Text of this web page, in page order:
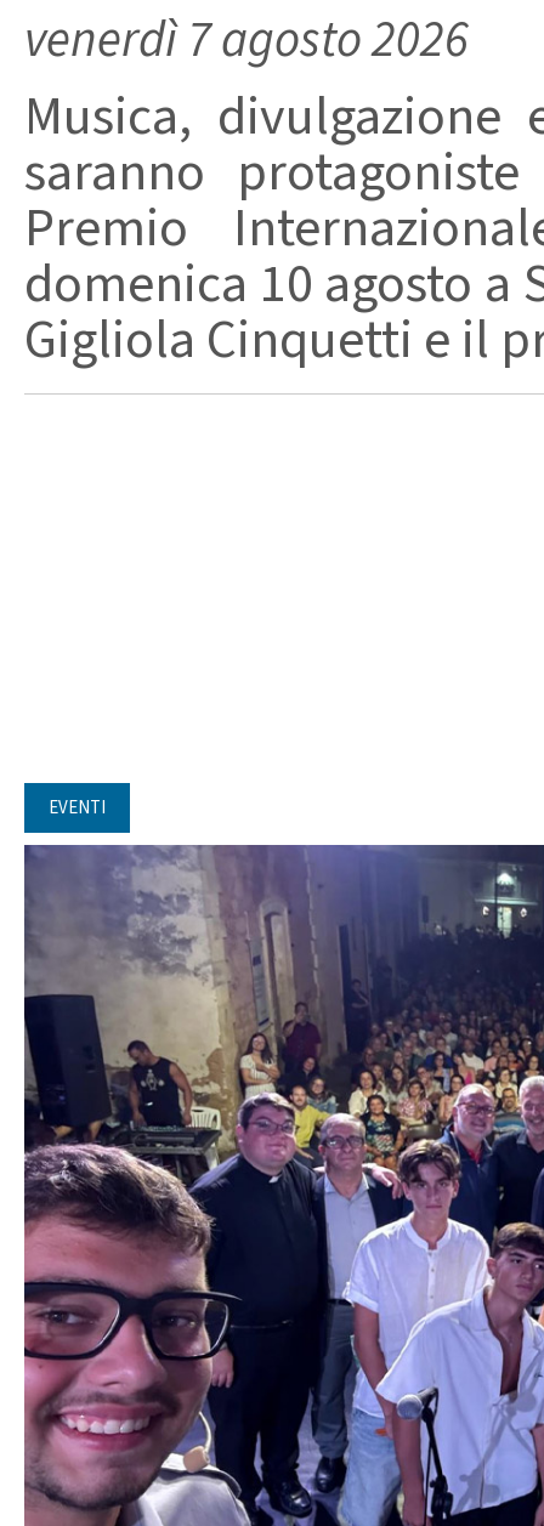
venerdì 7 agosto 2026
Musica,
saranno
Premio
domenica 10 agosto
Gigliola Cinquetti e il
EVENTI